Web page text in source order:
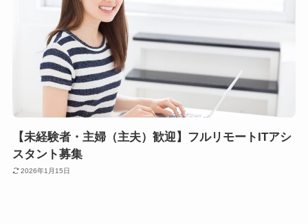
【未経験者・主婦（主夫）歓迎】フルリモートITアシ
スタント募集
2026年1月15日